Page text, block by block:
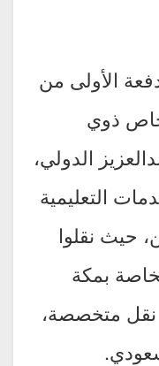
الأولى من
ذوي
الدولي،
التعليمية
حيث نقلوا
بمكة
نقل متخصصة،